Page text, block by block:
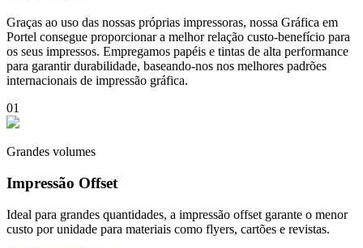
Graças ao uso das nossas próprias impressoras, nossa Gráfica em
Portel consegue proporcionar a melhor relação custo-benefício para
os seus impressos. Empregamos papéis e tintas de alta performance
para garantir durabilidade, baseando-nos nos melhores padrões
internacionais de impressão gráfica.
01
Grandes volumes
Impressão Offset
Ideal para grandes quantidades, a impressão offset garante o menor
custo por unidade para materiais como flyers, cartões e revistas.